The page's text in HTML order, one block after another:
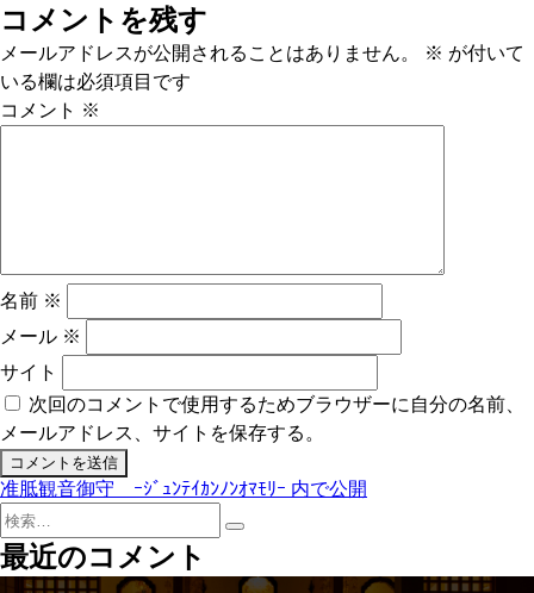
稿
日:
ル
サ
イ
ズ
コメントを残す
メールアドレスが公開されることはありません。 ※ が付いて
いる欄は必須項目です
コメント ※
名前 ※
メール ※
サイト
次回のコメントで使用するためブラウザーに自分の名前、
メールアドレス、サイトを保存する。
投
稿
ナ
准胝観音御守 ｰｼﾞｭﾝﾃｲｶﾝﾉﾝｵﾏﾓﾘｰ 内で公開
検
索:
検
最近のコメント